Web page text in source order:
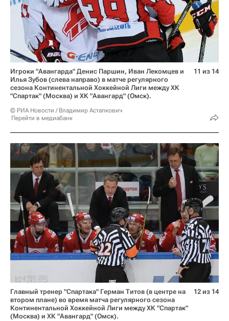
Игроки "Авангарда" Денис Паршин, Иван Лекомцев и
Илья Зубов (слева направо) в матче регулярного
сезона Континентальной Хоккейной Лиги между ХК
"Спартак" (Москва) и ХК "Авангард" (Омск).
© РИА Новости / Владимир Астапкович
Перейти в медиабанк
11 из 14
Главный тренер "Спартака" Герман Титов (в центре на
втором плане) во время матча регулярного сезона
Континентальной Хоккейной Лиги между ХК "Спартак"
(Москва) и ХК "Авангард" (Омск).
12 из 14